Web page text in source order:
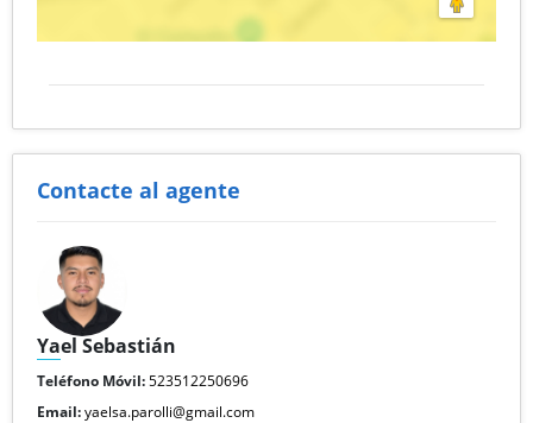
Contacte al agente
Yael Sebastián
Teléfono Móvil:523512250696
Email:yaelsa.parolli@gmail.com